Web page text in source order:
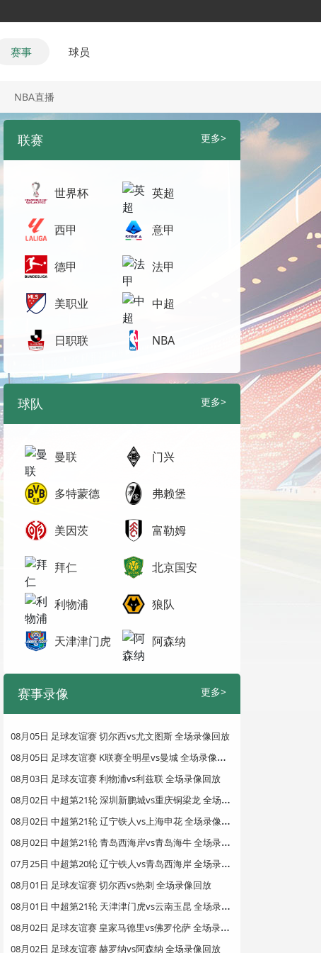
赛事 球员
NBA直播
联赛 更多>
世界杯 英超
西甲 意甲
德甲 法甲
美职业 中超
日职联 NBA
球队 更多>
曼联 门兴
多特蒙德 弗赖堡
美因茨 富勒姆
拜仁 北京国安
利物浦 狼队
天津津门虎 阿森纳
赛事录像 更多>
08月05日 足球友谊赛 切尔西vs尤文图斯 全场录像回放
0
8月05日 足球友谊赛 K联赛全明星vs曼城 全场录像回放
08月03日 足球友谊赛 利物浦vs利兹联 全场录像回放
0
8月02日 中超第21轮 深圳新鹏城vs重庆铜梁龙 全场录像回放
0
8月02日 中超第21轮 辽宁铁人vs上海申花 全场录像回放
0
8月02日 中超第21轮 青岛西海岸vs青岛海牛 全场录像回放
0
7月25日 中超第20轮 辽宁铁人vs青岛西海岸 全场录像回放
08月01日 足球友谊赛 切尔西vs热刺 全场录像回放
0
8月01日 中超第21轮 天津津门虎vs云南玉昆 全场录像回放
0
8月02日 足球友谊赛 皇家马德里vs佛罗伦萨 全场录像回放
08月02日 足球友谊赛 赫罗纳vs阿森纳 全场录像回放